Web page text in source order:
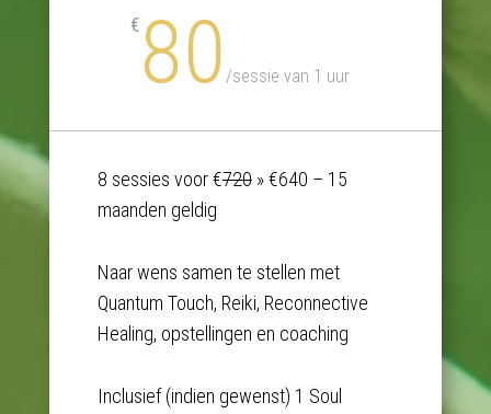
€ 80/sessie van 1 uur
8 sessies voor€720»€640 – 15
maanden geldig
Naar wens samen te stellen met
Quantum Touch, Reiki, Reconnective
Healing, opstellingen en coaching
Inclusief (indien gewenst) 1 Soul